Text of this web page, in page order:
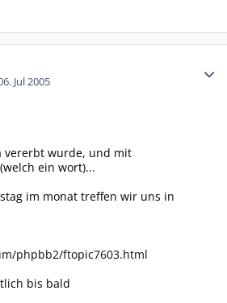
6. Jul 2005
vererbt wurde, und mit
ein wort)...
im monat treffen wir uns in
phpbb2/ftopic7603.html
bis bald